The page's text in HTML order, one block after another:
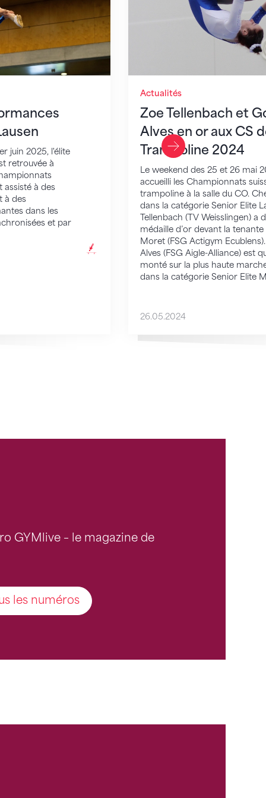
juin 2025, l'élite
retrouvée à
assisté à des
à des
dans les
et par
Actualités
Zoe Tellenbach et
Alves en or aux CS
Trampoline 2024
Le weekend des 25 et 26 mai
accueilli les Championnats
trampoline à la salle du CO.
dans la catégorie Senior Elite
Tellenbach (TV Weisslingen) a
médaille d’or devant la
Moret (FSG Actigym
Alves (FSG Aigle-Alliance) est
monté sur la plus haute
dans la catégorie Senior Elite
26.05.2024
Last Slide
GYMlive – le magazine de
les numéros